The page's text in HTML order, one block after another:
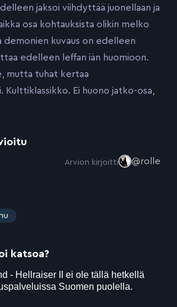
jaksoi viihdyttää juonellaan ja
osa kohtauksista olikin melko
demonien kuvaus on edelleen
edelleen leffan iän huomioon.
mutta tuhat kertaa
Kulttiklassikko. Ei huono jatko-osa,
Arvion kirjoitti @rolle
katsoa?